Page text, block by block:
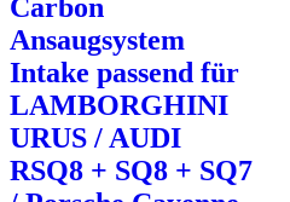
Carbon
Ansaugsystem
Intake passend für
LAMBORGHINI
URUS / AUDI
RSQ8 + SQ8 + SQ7